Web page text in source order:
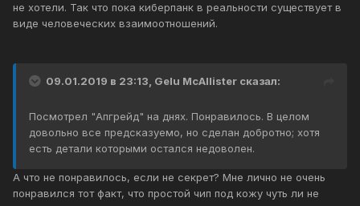
не хотели. Так что пока киберпанк в реальности существует в
виде человеческих взаимоотношений.
09.01.2019 в 23:13, Gelu McAllister сказал:
Посмотрел "Апгрейд" на днях. Понравилось. В целом
довольно все предсказуемо, но сделан добротно; хотя
есть детали которыми остался недоволен.
А что не понравилось, если не секрет? Мне лично не очень
понравился тот факт, что простой чип под кожу чуть ли не